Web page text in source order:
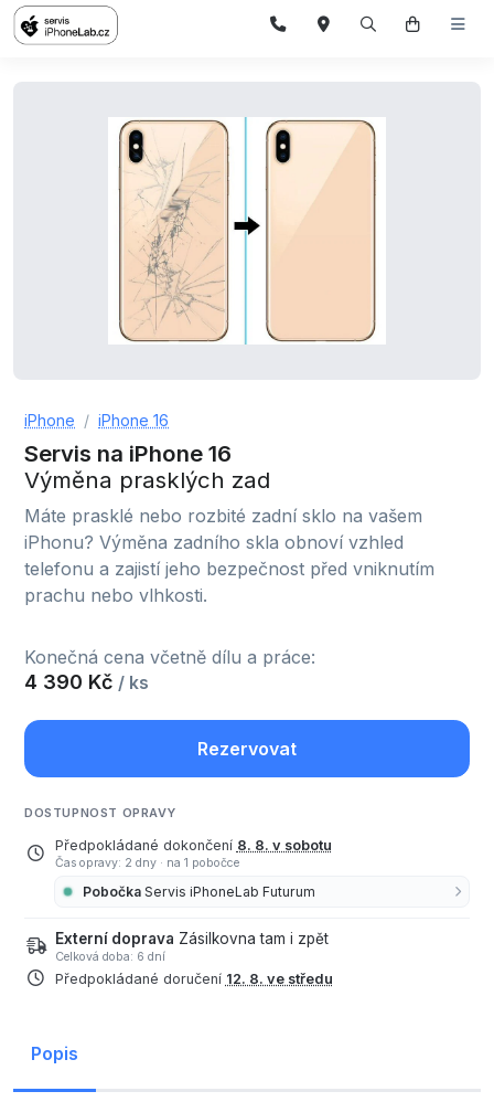
iPhone iPhone 16
Servis na iPhone 16
Výměna prasklých zad
Máte prasklé nebo rozbité zadní sklo na vašem
iPhonu? Výměna zadního skla obnoví vzhled
telefonu a zajistí jeho bezpečnost před vniknutím
prachu nebo vlhkosti.
Konečná cena včetně dílu a práce:
4 390 Kč / ks
Rezervovat
DOSTUPNOST OPRAVY
Předpokládané dokončení 8. 8. v sobotu
Čas opravy: 2 dny · na 1 pobočce
Pobočka Servis iPhoneLab Futurum
Externí doprava Zásilkovna tam i zpět
Celková doba: 6 dní
Předpokládané doručení 12. 8. ve středu
Popis